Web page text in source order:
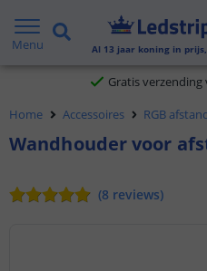
Menu Al 13 jaar koning in
5
Gratis verzending
Home Accessoires RGB
Wandhouder voor
(8 reviews)